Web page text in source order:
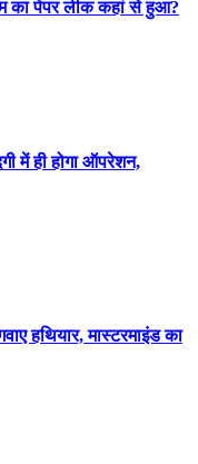
का पेपर लीक कहां से हुआ?
में ही होगा ऑपरेशन,
हथियार, मास्टरमाइंड का